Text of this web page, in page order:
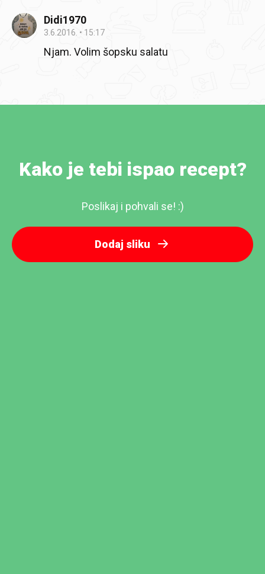
Didi1970
3.6.2016. 15:17
Njam. Volim šopsku salatu
Kako je tebi ispao recept?
Poslikaj i pohvali se! :)
Dodaj sliku